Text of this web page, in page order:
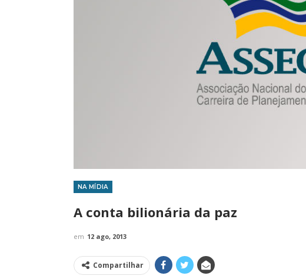
NA MÍDIA
A conta bilionária da paz
em 12 ago, 2013
Compartilhar